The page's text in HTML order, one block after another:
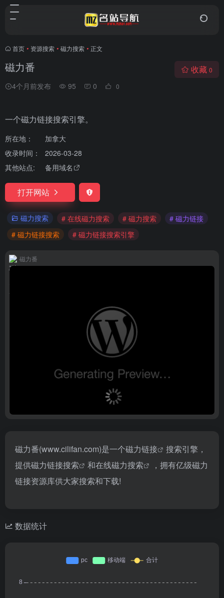
首页 • 资源搜索 • 磁力搜索 • 正文
磁力番
4个月前发布 95 0 0
收藏 0
一个磁力链接搜索引擎。
所在地：
加拿大
收录时间：
2026-03-28
其他站点:
备用域名
打开网站
磁力搜索 # 在线磁力搜索 # 磁力搜索
# 磁力链接
# 磁力链接搜索
# 磁力链接搜索引擎
磁力番
磁力番(www.cilifan.com)是一个磁力链接
搜索引擎，
提供磁力链接搜索 和在线磁力搜索
，拥有亿级磁力
链接资源库供大家搜索和下载!
数据统计